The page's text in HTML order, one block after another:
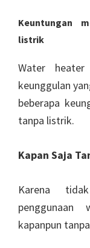
Keuntungan
listrik
Water
keunggulan
beberapa
tanpa listrik.
Kapan Saja
Karena
kapanpun